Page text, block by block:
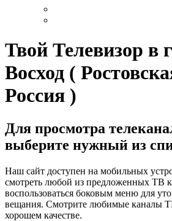
Твой Телевизор в
Восход (
Россия )
Для просмотра
выберите нужный из
Наш сайт доступен на мобильных
смотреть любой из предложенных ТВ
воспользоваться боковым меню для
вещания. Смотрите любимые каналы
хорошем качестве.